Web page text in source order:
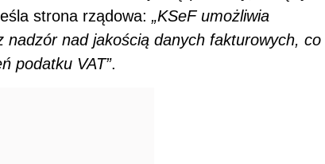
strona rządowa: „KSeF umożliwia
nad jakością danych fakturowych, co
podatku VAT”.